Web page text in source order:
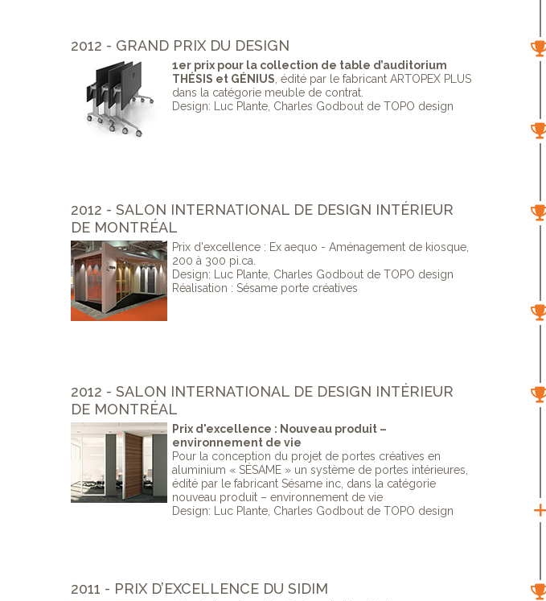
2012 - GRAND PRIX DU DESIGN
1er prix pour la collection de table d’auditorium
THÉSIS et GÉNIUS, édité par le fabricant ARTOPEX PLUS
dans la catégorie meuble de contrat.
Design: Luc Plante, Charles Godbout de TOPO design
2012 - SALON INTERNATIONAL DE DESIGN INTÉRIEUR
DE MONTRÉAL
Prix d'excellence : Ex aequo - Aménagement de kiosque,
200 à 300 pi.ca.
Design: Luc Plante, Charles Godbout de TOPO design
Réalisation : Sésame porte créatives
2012 - SALON INTERNATIONAL DE DESIGN INTÉRIEUR
DE MONTRÉAL
Prix d'excellence : Nouveau produit –
environnement de vie
Pour la conception du projet de portes créatives en
aluminium « SÉSAME » un système de portes intérieures,
édité par le fabricant Sésame inc, dans la catégorie
nouveau produit – environnement de vie
Design: Luc Plante, Charles Godbout de TOPO design
2011 - PRIX D’EXCELLENCE DU SIDIM